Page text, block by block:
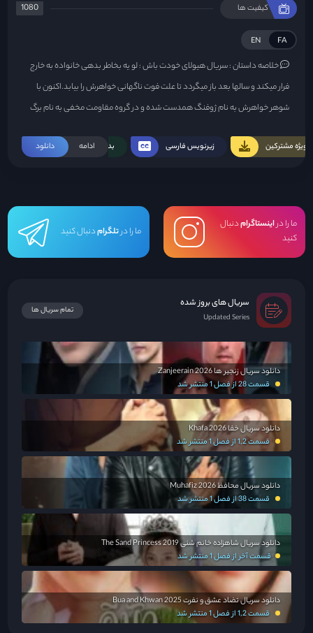
کیفیت ها 1080
FA
EN
خلاصه داستان :سریال هیولای خودت باش : لو یه بخاطر بدهی خانواده به خارج
فرار میکند و سالها بعد باز میگردد تا علت فوت ناگهانی خواهرش را بیابد.اکنون با
شوهر خواهرش به نام ژوفنگ همدست شده و در گروه مقاومت مخفی به نام برگ
غیرمنتظره بوجود میاید..
ادامه دانلود ویژه مشترکین زیرنویس فارسی بدون سانسور
ما را دراینستاگرامدنبال
کنید
ما را درتلگرامدنبال کنید
سریال های بروز شده
Updated Series
تمام سریال ها
دانلود سریال زنجیر ها Zanjeerain 2026
قسمت 28 از فصل 1 منتشر شد
دانلود سریال خفا Khafa 2026
قسمت 1,2 از فصل 1 منتشر شد
دانلود سریال محافظ Muhafiz 2026
قسمت 38 از فصل 1 منتشر شد
دانلود سریال شاهزاده خانم شنی The Sand Princess 2019
قسمت آخر از فصل 1 منتشر شد
دانلود سریال تضاد عشق و نفرت Bua and Khwan 2025
قسمت 1,2 از فصل 1 منتشر شد